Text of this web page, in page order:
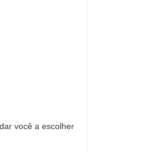
você a escolher